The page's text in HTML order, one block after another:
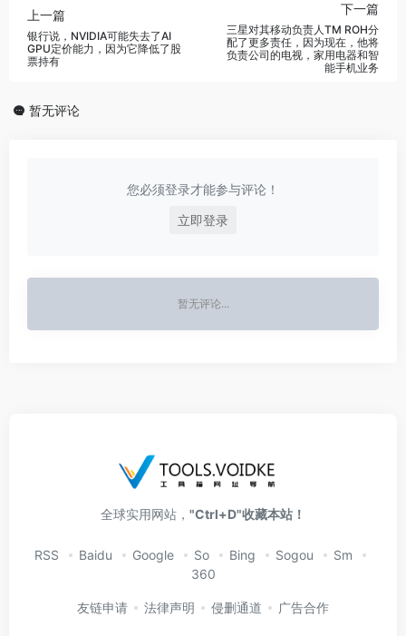
上一篇
银行说，NVIDIA可能失去了AI
GPU定价能力，因为它降低了股
票持有
下一篇
三星对其移动负责人TM ROH分
配了更多责任，因为现在，他将
负责公司的电视，家用电器和智
能手机业务
暂无评论
您必须登录才能参与评论！
立即登录
暂无评论...
全球实用网站， "Ctrl+D"收藏本站！
RSS Baidu Google So Bing Sogou
Sm
360
友链申请 法律声明 侵删通道 广告合作